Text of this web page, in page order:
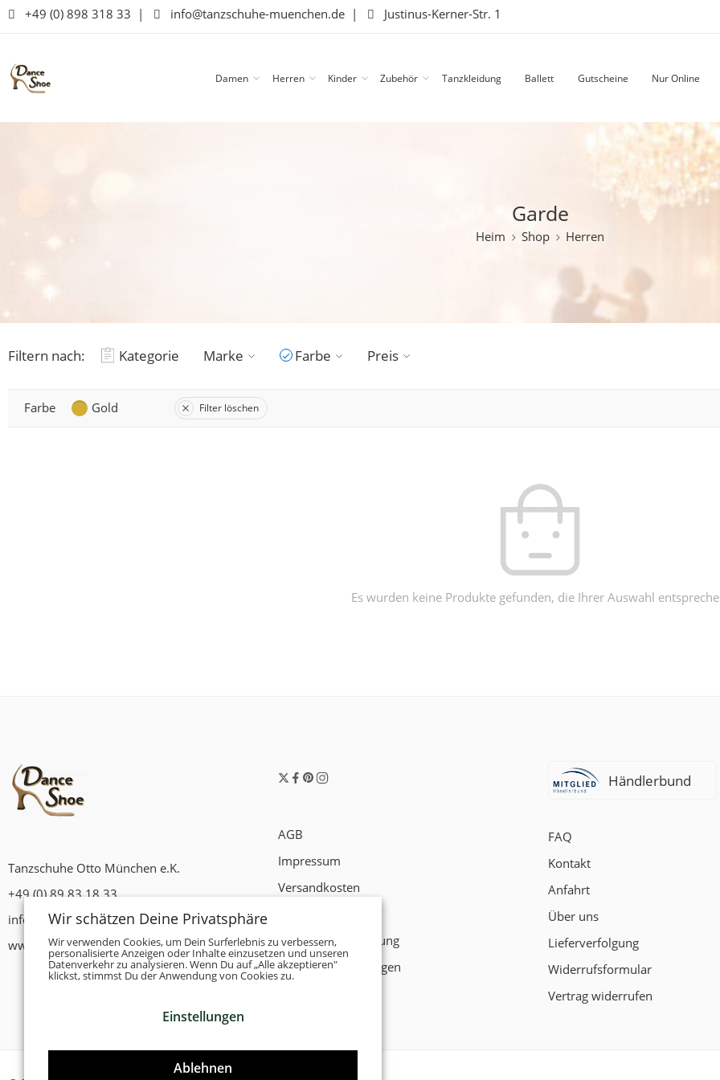
+49 (0) 898 318 33 | info@tanzschuhe-muenchen.de | Justinus-Kerner-Str. 1
Damen Herren Kinder Zubehör Tanzkleidung Ballett Gutscheine Nur Online
Garde
Heim Shop Herren
Filtern nach: Kategorie Marke Farbe Preis
Farbe Gold Filter löschen
Es wurden keine Produkte gefunden, die Ihrer Auswahl
Tanzschuhe Otto München e.K.
+49 (0) 89 83 18 33
info@tanzschuhe-muenchen.de
www.tanzschuhe-muenchen.de
AGB
Impressum
Versandkosten
Datenschutzerklärung
Zahlungsbedingungen
Händlerbund
FAQ
Kontakt
Anfahrt
Über uns
Lieferverfolgung
Widerrufsformular
Vertrag widerrufen
Wir schätzen Deine Privatsphäre
Wir verwenden Cookies, um Dein Surferlebnis zu verbessern,
personalisierte Anzeigen oder Inhalte einzusetzen und unseren
Datenverkehr zu analysieren. Wenn Du auf „Alle akzeptieren"
klickst, stimmst Du der Anwendung von Cookies zu.
Einstellungen
Ablehnen